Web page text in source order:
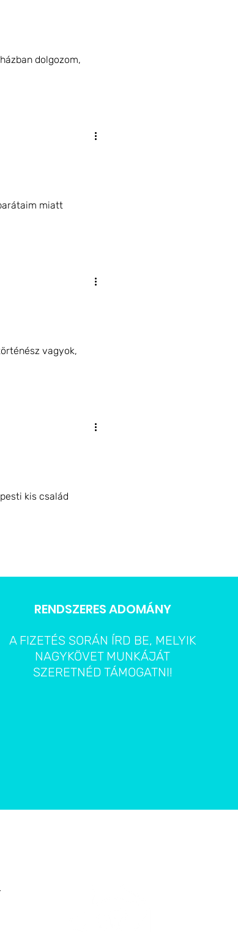
dolgozom,
miatt
vagyok,
kis család
RENDSZERES ADOMÁNY
A FIZETÉS SORÁN ÍRD BE, MELYIK
NAGYKÖVET MUNKÁJÁT
SZERETNÉD TÁMOGATNI!